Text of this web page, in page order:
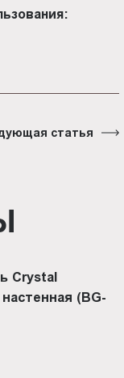
статья
Crystal
(BG-